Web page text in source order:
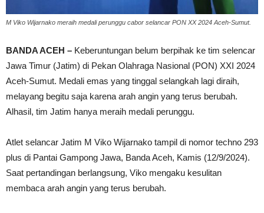
M Viko Wijarnako meraih medali perunggu cabor selancar PON XX 2024 Aceh-Sumut.
BANDA ACEH – Keberuntungan belum berpihak ke tim selencar
Jawa Timur (Jatim) di Pekan Olahraga Nasional (PON) XXI 2024
Aceh-Sumut. Medali emas yang tinggal selangkah lagi diraih,
melayang begitu saja karena arah angin yang terus berubah.
Alhasil, tim Jatim hanya meraih medali perunggu.
Atlet selancar Jatim M Viko Wijarnako tampil di nomor techno 293
plus di Pantai Gampong Jawa, Banda Aceh, Kamis (12/9/2024).
Saat pertandingan berlangsung, Viko mengaku kesulitan
membaca arah angin yang terus berubah.